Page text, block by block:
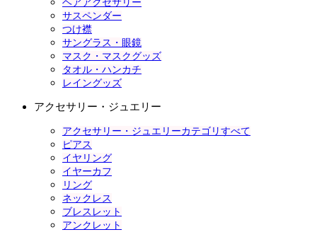
ヘアアクセサリー
サスペンダー
つけ襟
サングラス・眼鏡
マスク・マスクグッズ
タオル・ハンカチ
レイングッズ
アクセサリー・ジュエリー
アクセサリー・ジュエリーカテゴリすべて
ピアス
イヤリング
イヤーカフ
リング
ネックレス
ブレスレット
アンクレット